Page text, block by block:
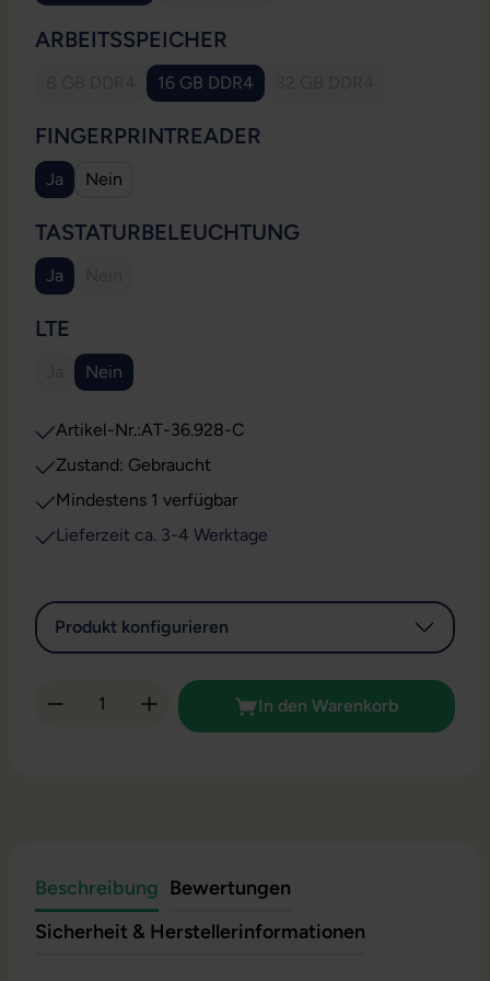
ARBEITSSPEICHER
(Diese Option ist zurzeit nicht verfügbar.)
16 GB DDR4
FINGERPRINTREADER
Ja Nein
TASTATURBELEUCHTUNG
Ja
LTE
(Diese Option ist zurzeit nicht verfügbar.)
Nein
Artikel-Nr.:AT-36.928-C
Zustand: Gebraucht
Mindestens 1 verfügbar
Lieferzeit ca. 3-4 Werktage
Produkt konfigurieren
Produkt Anzahl: Gib den gewünschten
In den Warenkorb
Beschreibung Bewertungen
Sicherheit & Herstellerinformationen